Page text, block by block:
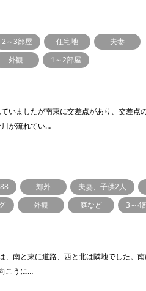
2～3部屋 住宅地
夫妻
外観 1～2部屋
いましたが南東に交差点があり、交差点
が流れてい…
郊外 夫妻、子供2人
外観 庭など 3～4
、南と東に道路、西と北は隣地でした。
こうに…